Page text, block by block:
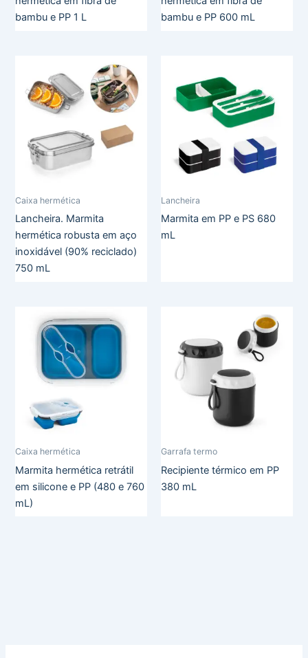
bambu e PP 1 L
bambu e PP 600 mL
Caixa hermética
Lancheira. Marmita
hermética robusta em aço
inoxidável (90% reciclado)
750 mL
Lancheira
Marmita em PP e PS 680
mL
Caixa hermética
Marmita hermética retrátil
em silicone e PP (480 e 760
mL)
Garrafa termo
Recipiente térmico em PP
380 mL